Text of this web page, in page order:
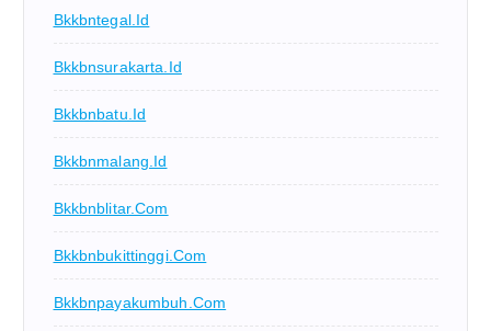
Bkkbntegal.id
Bkkbnsurakarta.id
Bkkbnbatu.id
Bkkbnmalang.id
Bkkbnblitar.com
Bkkbnbukittinggi.com
Bkkbnpayakumbuh.com